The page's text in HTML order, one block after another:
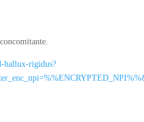
hallux-rigidus?